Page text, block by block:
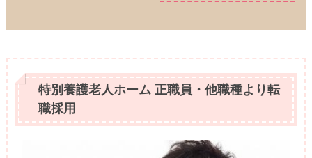
特別養護老人ホーム 正職員・他職種より転
職採用